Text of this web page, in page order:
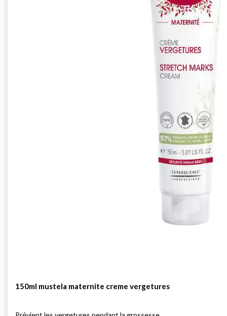
150ml mustela maternite creme vergetures